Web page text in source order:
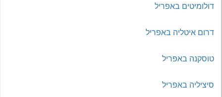
דולומיטים באפריל
דרום איטליה באפריל
טוסקנה באפריל
סיציליה באפריל